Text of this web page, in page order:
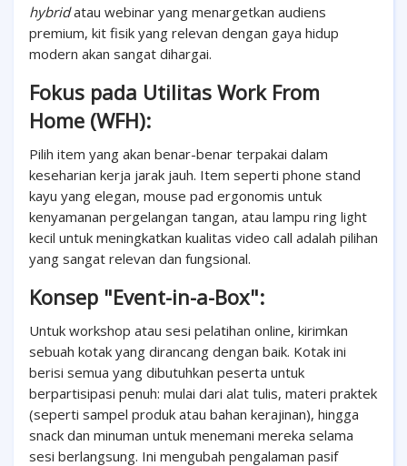
hybridatau webinar yang menargetkan audiens
premium, kit fisik yang relevan dengan gaya hidup
modern akan sangat dihargai.
Fokus pada Utilitas Work From
Home (WFH):
Pilih item yang akan benar-benar terpakai dalam
keseharian kerja jarak jauh. Item seperti phone stand
kayu yang elegan, mouse pad ergonomis untuk
kenyamanan pergelangan tangan, atau lampu ring light
kecil untuk meningkatkan kualitas video call adalah pilihan
yang sangat relevan dan fungsional.
Konsep "Event-in-a-Box":
Untuk workshop atau sesi pelatihan online, kirimkan
sebuah kotak yang dirancang dengan baik. Kotak ini
berisi semua yang dibutuhkan peserta untuk
berpartisipasi penuh: mulai dari alat tulis, materi praktek
(seperti sampel produk atau bahan kerajinan), hingga
snack dan minuman untuk menemani mereka selama
sesi berlangsung. Ini mengubah pengalaman pasif